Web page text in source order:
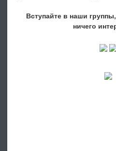
Вступайте в наши
ничего